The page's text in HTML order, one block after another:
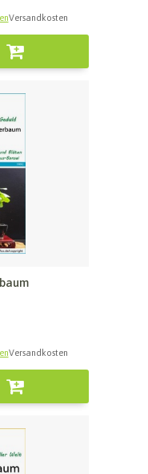
Versandkosten
Versandkosten